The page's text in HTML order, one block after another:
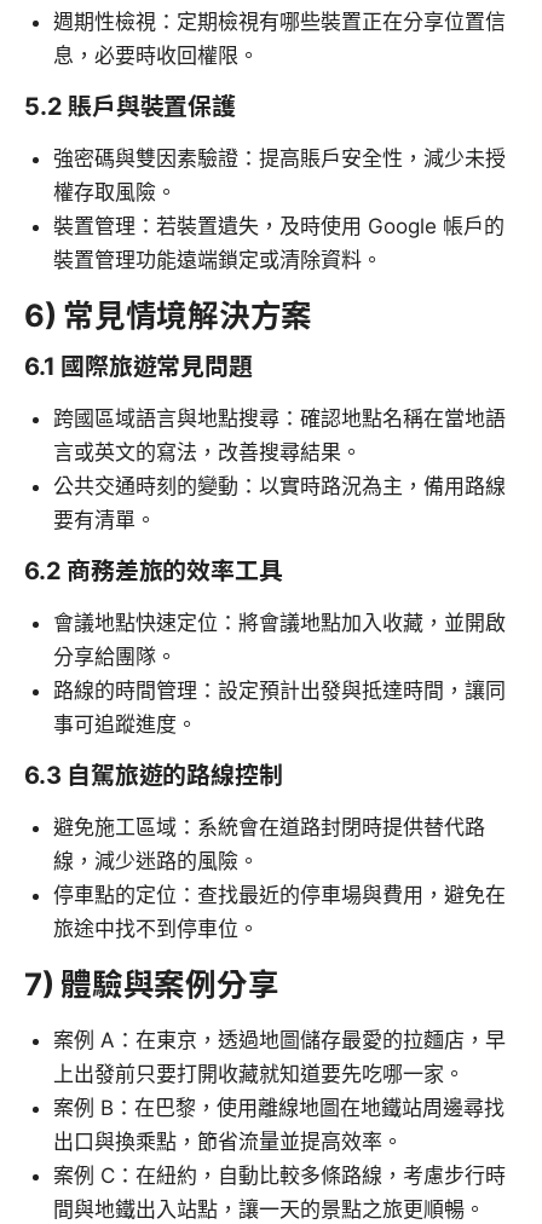
週期性檢視：定期檢視有哪些裝置正在分享位置信
息，必要時收回權限。
5.2 賬戶與裝置保護
強密碼與雙因素驗證：提高賬戶安全性，減少未授
權存取風險。
裝置管理：若裝置遺失，及時使用 Google 帳戶的
裝置管理功能遠端鎖定或清除資料。
6) 常見情境解決方案
6.1 國際旅遊常見問題
跨國區域語言與地點搜尋：確認地點名稱在當地語
言或英文的寫法，改善搜尋結果。
公共交通時刻的變動：以實時路況為主，備用路線
要有清單。
6.2 商務差旅的效率工具
會議地點快速定位：將會議地點加入收藏，並開啟
分享給團隊。
路線的時間管理：設定預計出發與抵達時間，讓同
事可追蹤進度。
6.3 自駕旅遊的路線控制
避免施工區域：系統會在道路封閉時提供替代路
線，減少迷路的風險。
停車點的定位：查找最近的停車場與費用，避免在
旅途中找不到停車位。
7) 體驗與案例分享
案例 A：在東京，透過地圖儲存最愛的拉麵店，早
上出發前只要打開收藏就知道要先吃哪一家。
案例 B：在巴黎，使用離線地圖在地鐵站周邊尋找
出口與換乘點，節省流量並提高效率。
案例 C：在紐約，自動比較多條路線，考慮步行時
間與地鐵出入站點，讓一天的景點之旅更順暢。